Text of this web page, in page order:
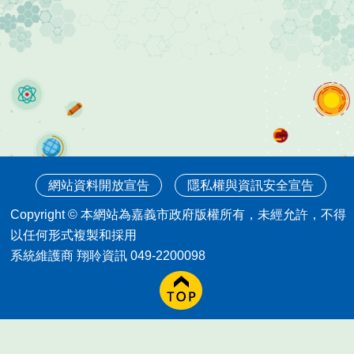
網站資料開放宣告 隱私權與資訊安全宣告
Copyright © 本網站為嘉義市政府版權所有，未經允許，不得
以任何形式複製和採用
系統維護商 翔聆資訊 049-2200098